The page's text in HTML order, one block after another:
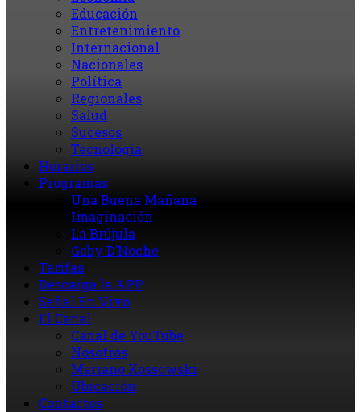
Educación
Entretenimiento
Internacional
Nacionales
Política
Regionales
Salud
Sucesos
Tecnología
Horarios
Programas
Una Buena Mañana
Imaginación
La Brújula
Gaby D’Noche
Tarifas
Descarga la APP
Señal En Vivo
El Canal
Canal de YouTube
Nosotros
Mariano Kossowski
Ubicación
Contactos